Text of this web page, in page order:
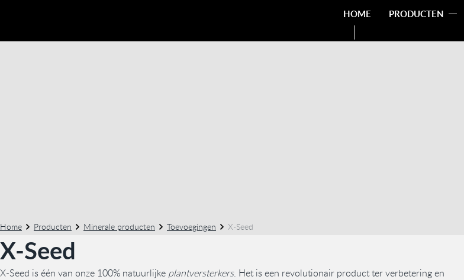
HOME PRODUCTEN
Home Producten Minerale producten Toevoegingen X-Seed
X-Seed
X-Seed is één van onze 100% natuurlijke plantversterkers. Het is een revolutionair product ter verbetering en